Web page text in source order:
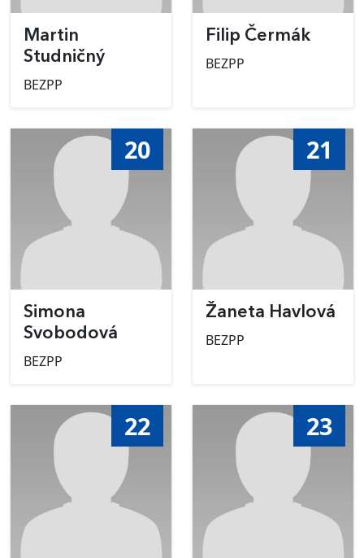
Martin
Studničný
BEZPP
Filip Čermák
BEZPP
20
Simona
Svobodová
BEZPP
21
Žaneta Havlová
BEZPP
22 23